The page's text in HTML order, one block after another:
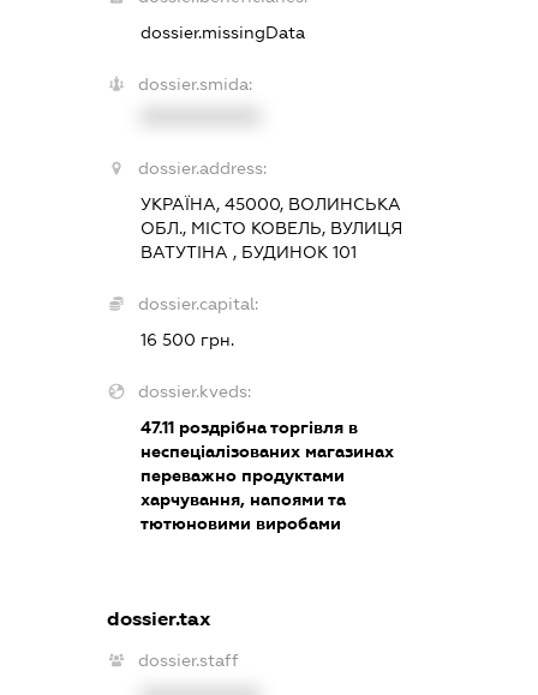
dossier.missingData
dossier.smida:
dossier.address:
УКРАЇНА, 45000, ВОЛИНСЬКА
ОБЛ., МІСТО КОВЕЛЬ, ВУЛИЦЯ
ВАТУТІНА , БУДИНОК 101
dossier.capital:
16 500 грн.
dossier.kveds:
47.11роздрібна торгівля в
неспеціалізованих магазинах
переважно продуктами
харчування, напоями та
тютюновими виробами
dossier.tax
dossier.staff